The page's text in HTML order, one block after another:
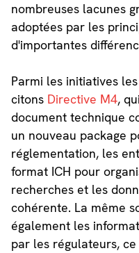
nombreuses lacunes
adoptées par les
d'importantes
Parmi les initiatives
citons Directive M4,
document technique
un nouveau package
réglementation, les
format ICH pour
recherches et les
cohérente. La même
également les
par les régulateurs,